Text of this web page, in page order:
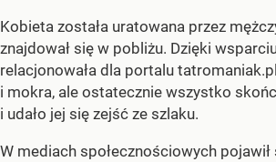
Kobieta została uratowana przez
znajdował się w pobliżu. Dzięki
relacjonowała dla portalu
i mokra, ale ostatecznie wszystko
i udało jej się zejść ze szlaku.
W mediach społecznościowych pojawił